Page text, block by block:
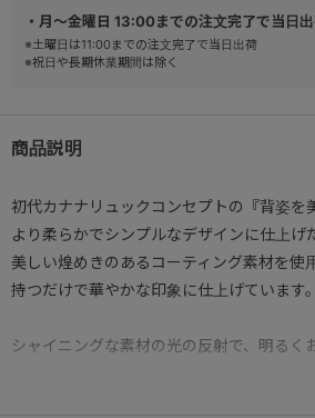
・月～金曜日 13:00までの注文完了で当日
※土曜日は11:00までの注文完了で当日出荷
※祝日や長期休業期間は除く
商品説明
初代カナナリュックコンセプトの『背姿を
より柔らかでシンプルなデザインに仕上げ
美しい煌めきのあるコーティング素材を使
持つだけで華やかな印象に仕上げています。
シャイニングな素材の光の反射で、明るく